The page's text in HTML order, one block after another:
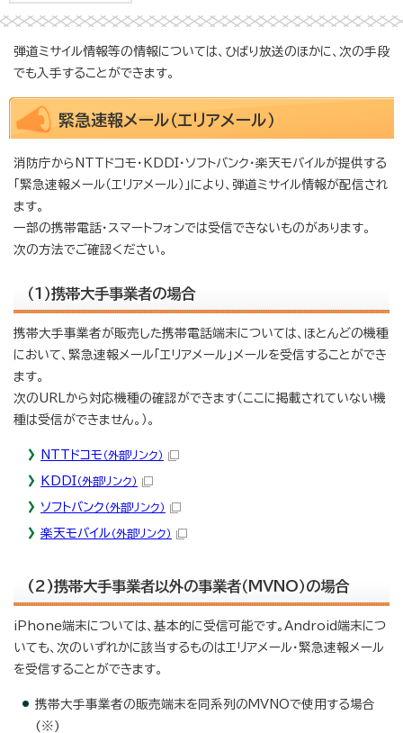
弾道ミサイル情報等の情報については、ひばり放送のほかに、次の手段
でも入手することができます。
緊急速報メール（エリアメール）
消防庁からNTTドコモ・KDDI・ソフトバンク・楽天モバイルが提供する
「緊急速報メール（エリアメール）」により、弾道ミサイル情報が配信され
ます。
一部の携帯電話・スマートフォンでは受信できないものがあります。
次の方法でご確認ください。
（1）携帯大手事業者の場合
携帯大手事業者が販売した携帯電話端末については、ほとんどの機種
において、緊急速報メール「エリアメール」メールを受信することができ
ます。
次のURLから対応機種の確認ができます（ここに掲載されていない機
種は受信ができません。）。
NTTドコモ （外部リンク）
KDDI（外部リンク）
ソフトバンク （外部リンク）
楽天モバイル （外部リンク）
(2)携帯大手事業者以外の事業者（MVNO）の場合
iPhone端末については、基本的に受信可能です。Android端末につ
いても、次のいずれかに該当するものはエリアメール・緊急速報メール
を受信することができます。
携帯大手事業者の販売端末を同系列のMVNOで使用する場合
(※)